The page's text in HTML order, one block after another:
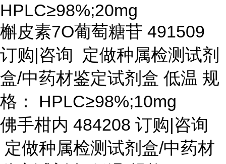
HPLC≥98%;20mg
槲皮素7O葡萄糖苷 491509
订购|咨询 定做种属检测试剂
盒/中药材鉴定试剂盒 低温 规
格： HPLC≥98%;10mg
佛手柑内 484208 订购|咨询
定做种属检测试剂盒/中药材